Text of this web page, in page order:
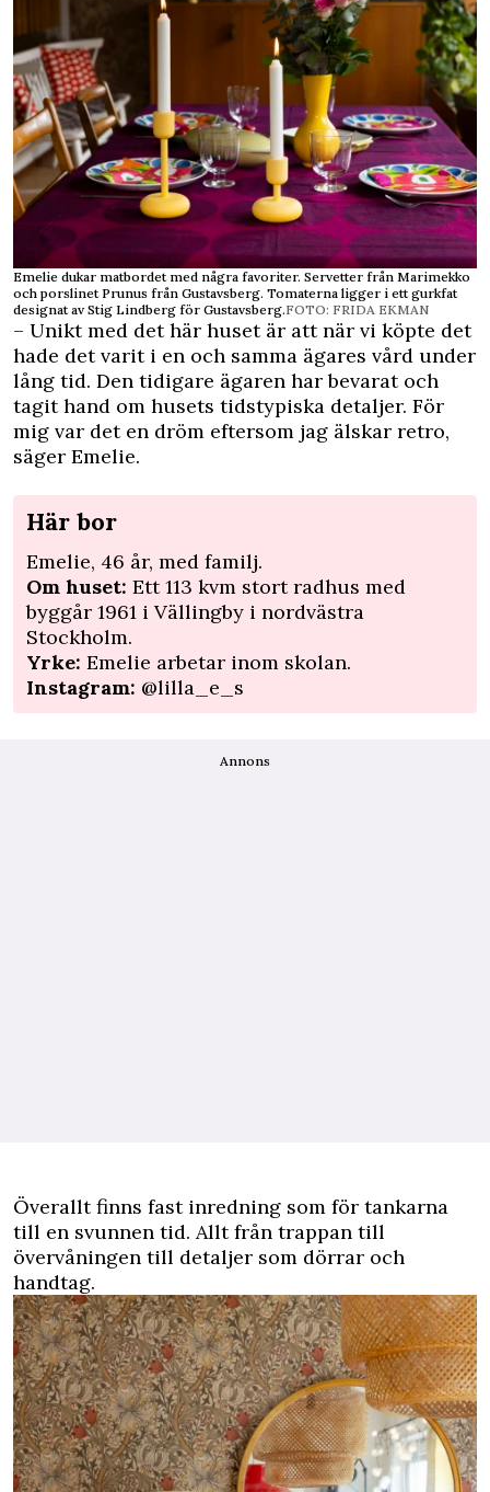
Emelie dukar matbordet med några favoriter. Servetter från Marimekko
och porslinet Prunus från Gustavsberg. Tomaterna ligger i ett gurkfat
designat av Stig Lindberg för Gustavsberg.FOTO: FRIDA EKMAN
– Unikt med det här huset är att när vi köpte det
hade det varit i en och samma ägares vård under
lång tid. Den tidigare ägaren har bevarat och
tagit hand om husets ­tidstypiska detaljer. För
mig var det en dröm eftersom jag älskar retro,
säger Emelie.
Här bor
Emelie, 46 år, med familj.
Om huset: Ett 113 kvm stort radhus med
byggår 1961 i Vällingby i ­nordvästra
Stockholm.
Yrke: Emelie arbetar inom skolan.
Instagram: @lilla_e_s
Annons
Överallt finns fast inredning som för tankarna
till en svunnen tid. Allt från trappan till
övervåningen till detaljer som dörrar och
handtag.